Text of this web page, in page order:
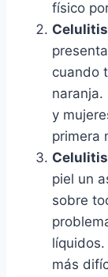
físico
cuando
y
primera
piel un
sobre
más